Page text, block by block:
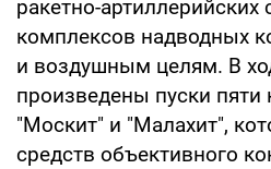
ракетно-артиллерийских
комплексов надводных
и воздушным целям. В
произведены пуски пяти
"Москит" и "Малахит",
средств объективного